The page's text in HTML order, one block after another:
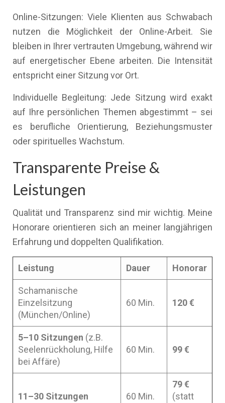
Online-Sitzungen: Viele Klienten aus Schwabach
nutzen die Möglichkeit der Online-Arbeit. Sie
bleiben in Ihrer vertrauten Umgebung, während wir
auf energetischer Ebene arbeiten. Die Intensität
entspricht einer Sitzung vor Ort.
Individuelle Begleitung: Jede Sitzung wird exakt
auf Ihre persönlichen Themen abgestimmt – sei
es berufliche Orientierung, Beziehungsmuster
oder spirituelles Wachstum.
Transparente Preise &
Leistungen
Qualität und Transparenz sind mir wichtig. Meine
Honorare orientieren sich an meiner langjährigen
Erfahrung und doppelten Qualifikation.
Leistung Dauer Honorar
Schamanische
Einzelsitzung
(München/Online)
60 Min. 120 €
5–10 Sitzungen (z.B.
Seelenrückholung, Hilfe
bei Affäre)
60 Min. 99 €
11–30 Sitzungen 60 Min.
79 €
(statt